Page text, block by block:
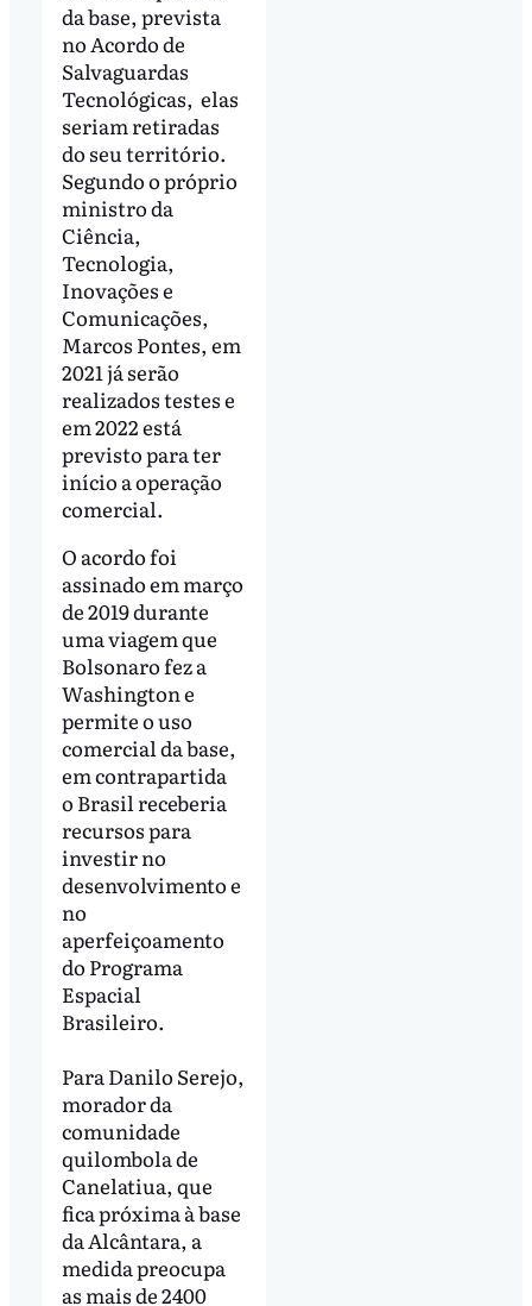
da base, prevista
no Acordo de
Salvaguardas
Tecnológicas, elas
seriam retiradas
do seu território.
Segundo o próprio
ministro da
Ciência,
Tecnologia,
Inovações e
Comunicações,
Marcos Pontes, em
2021 já serão
realizados testes e
em 2022 está
previsto para ter
início a operação
comercial.
O acordo foi
assinado em março
de 2019 durante
uma viagem que
Bolsonaro fez a
Washington e
permite o uso
comercial da base,
em contrapartida
o Brasil receberia
recursos para
investir no
desenvolvimento e
no
aperfeiçoamento
do Programa
Espacial
Brasileiro.
Para Danilo Serejo,
morador da
comunidade
quilombola de
Canelatiua, que
fica próxima à base
da Alcântara, a
medida preocupa
as mais de 2400